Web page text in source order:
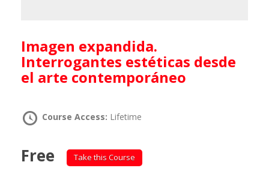
Imagen expandida.
Interrogantes estéticas desde
el arte contemporáneo
Course Access: Lifetime
Free Take this Course